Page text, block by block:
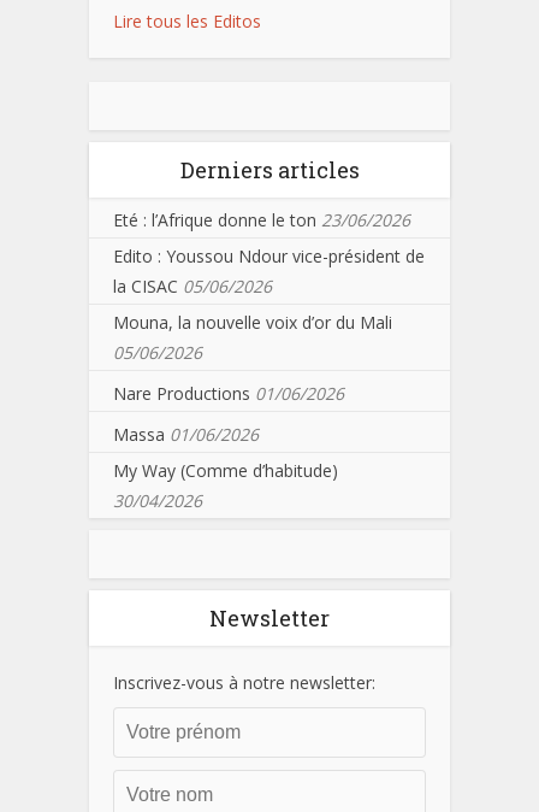
Lire tous les Editos
Derniers articles
Eté : l’Afrique donne le ton 23/06/2026
Edito : Youssou Ndour vice-président de
la CISAC 05/06/2026
Mouna, la nouvelle voix d’or du Mali
05/06/2026
Nare Productions 01/06/2026
Massa 01/06/2026
My Way (Comme d’habitude)
30/04/2026
Newsletter
Inscrivez-vous à notre newsletter: